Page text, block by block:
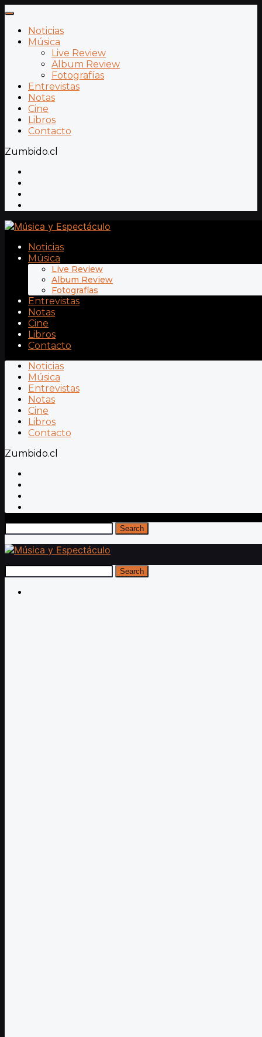
Noticias
Música
Live Review
Album Review
Fotografías
Entrevistas
Notas
Cine
Libros
Contacto
Zumbido.cl
Noticias
Música
Live Review
Album Review
Fotografías
Entrevistas
Notas
Cine
Libros
Contacto
Noticias
Música
Entrevistas
Notas
Cine
Libros
Contacto
Zumbido.cl
Search
Search